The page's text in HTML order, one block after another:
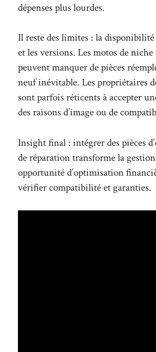
dépenses plus lourdes.
Il reste des limites : la disponibilité
et les versions. Les motos de
peuvent manquer de pièces
neuf inévitable. Les propriétaires
sont parfois réticents à accepter
des raisons d’image ou de
Insight final : intégrer des pièces
de réparation transforme la
opportunité d’optimisation
vérifier compatibilité et garanties.